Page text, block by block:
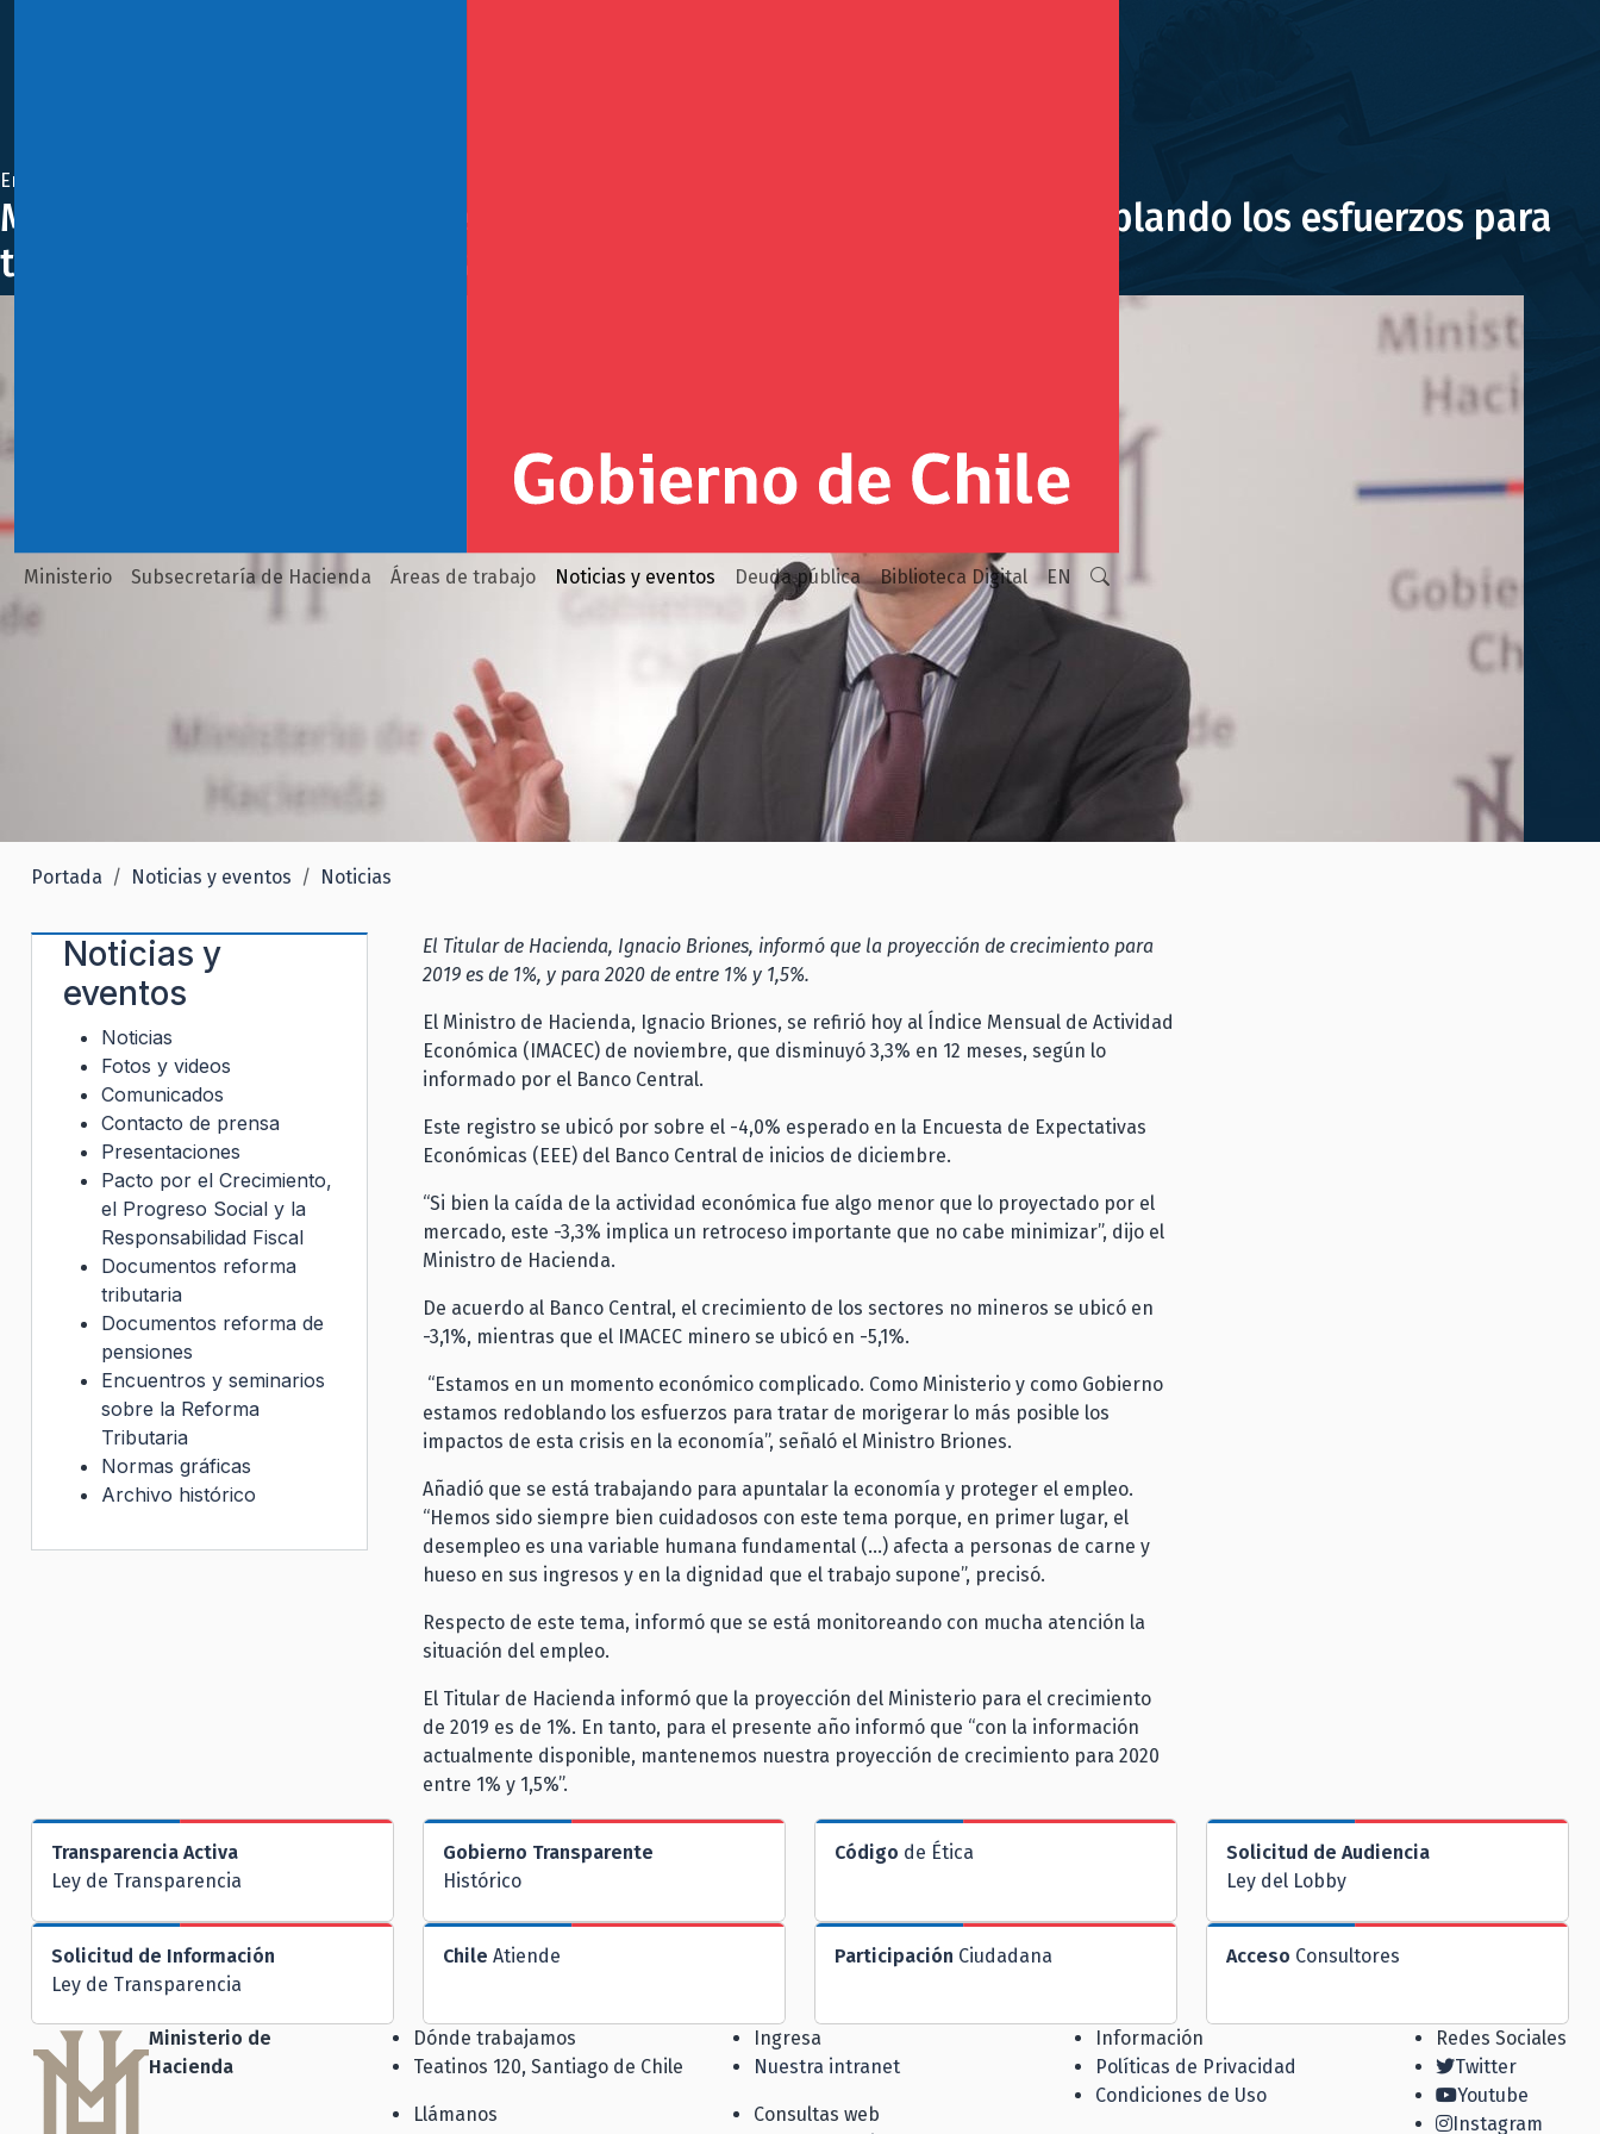
Ministerio Subsecretaría de Hacienda Áreas de trabajo Noticias y eventos Deuda pública Biblioteca Digital EN
Enero 2, 2020
Ministro de Hacienda sobre Imacec de noviembre: “Estamos redoblando los esfuerzos para
tratar de morigerar los impactos de esta crisis”
Portada Noticias y eventos Noticias
El Titular de Hacienda, Ignacio Briones, informó que la proyección de crecimiento para
2019 es de 1%, y para 2020 de entre 1% y 1,5%.
El Ministro de Hacienda, Ignacio Briones, se refirió hoy al Índice Mensual de Actividad
Económica (IMACEC) de noviembre, que disminuyó 3,3% en 12 meses, según lo
informado por el Banco Central.
Este registro se ubicó por sobre el -4,0% esperado en la Encuesta de Expectativas
Económicas (EEE) del Banco Central de inicios de diciembre.
“Si bien la caída de la actividad económica fue algo menor que lo proyectado por el
mercado, este -3,3% implica un retroceso importante que no cabe minimizar”, dijo el
Ministro de Hacienda.
De acuerdo al Banco Central, el crecimiento de los sectores no mineros se ubicó en
-3,1%, mientras que el IMACEC minero se ubicó en -5,1%.
“Estamos en un momento económico complicado. Como Ministerio y como Gobierno
estamos redoblando los esfuerzos para tratar de morigerar lo más posible los
impactos de esta crisis en la economía”, señaló el Ministro Briones.
Añadió que se está trabajando para apuntalar la economía y proteger el empleo.
“Hemos sido siempre bien cuidadosos con este tema porque, en primer lugar, el
desempleo es una variable humana fundamental (…) afecta a personas de carne y
hueso en sus ingresos y en la dignidad que el trabajo supone”, precisó.
Respecto de este tema, informó que se está monitoreando con mucha atención la
situación del empleo.
El Titular de Hacienda informó que la proyección del Ministerio para el crecimiento
de 2019 es de 1%. En tanto, para el presente año informó que “con la información
actualmente disponible, mantenemos nuestra proyección de crecimiento para 2020
entre 1% y 1,5%”.
Noticias y
eventos
Noticias
Fotos y videos
Comunicados
Contacto de prensa
Presentaciones
Pacto por el Crecimiento,
el Progreso Social y la
Responsabilidad Fiscal
Documentos reforma
tributaria
Documentos reforma de
pensiones
Encuentros y seminarios
sobre la Reforma
Tributaria
Normas gráficas
Archivo histórico
Transparencia Activa
Ley de Transparencia
Gobierno Transparente
Histórico
Código de Ética
Solicitud de Audiencia
Ley del Lobby
Solicitud de Información
Ley de Transparencia
Chile Atiende Participación Ciudadana Acceso Consultores
Ministerio de
Hacienda
Dónde trabajamos
Teatinos 120, Santiago de Chile
Llámanos
Ingresa
Nuestra intranet
Consultas web
Información
Políticas de Privacidad
Condiciones de Uso
Redes Sociales
Twitter
Youtube
Instagram